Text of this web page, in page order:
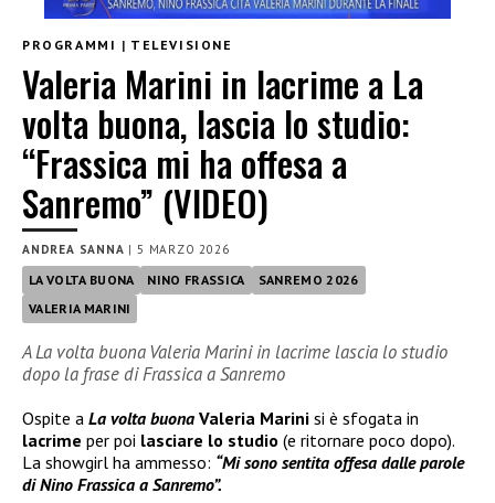
PROGRAMMI | TELEVISIONE
Valeria Marini in lacrime a La
volta buona, lascia lo studio:
“Frassica mi ha offesa a
Sanremo” (VIDEO)
ANDREA SANNA | 5 MARZO 2026
LA VOLTA BUONA NINO FRASSICA
SANREMO 2026
VALERIA MARINI
A La volta buona Valeria Marini in lacrime lascia lo studio
dopo la frase di Frassica a Sanremo
Ospite a La volta buona Valeria Marini si è sfogata in
lacrime per poi lasciare lo studio (e ritornare poco dopo).
La showgirl ha ammesso: “Mi sono sentita offesa dalle parole
di Nino Frassica a Sanremo”.